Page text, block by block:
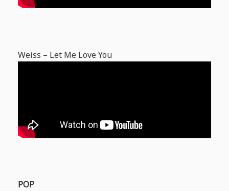
Weiss – Let Me Love You
POP